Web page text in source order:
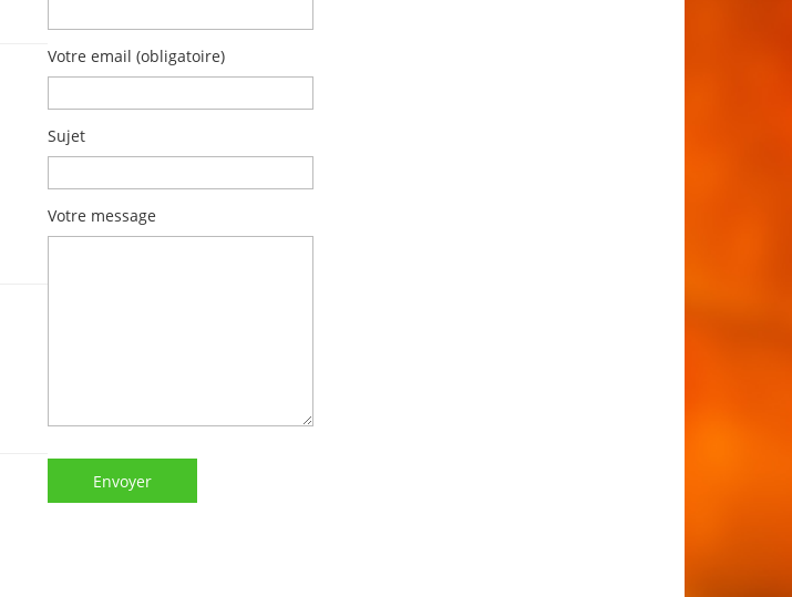
Votre email (obligatoire)
Sujet
Votre message